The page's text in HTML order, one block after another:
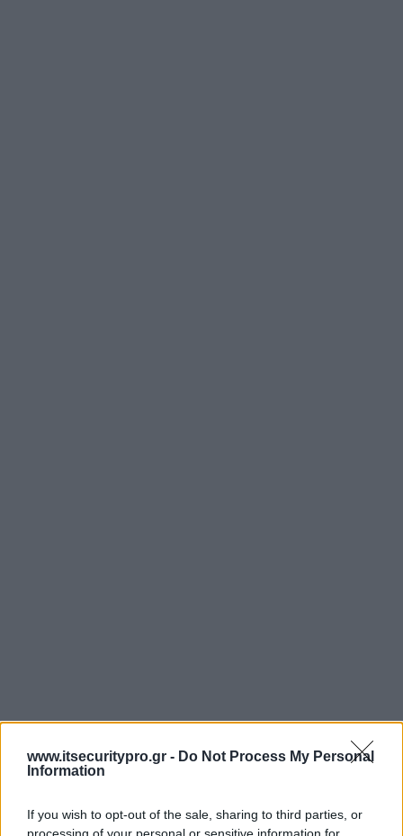
www.itsecuritypro.gr - Do Not Process My Personal
Information
If you wish to opt-out of the sale, sharing to third parties, or